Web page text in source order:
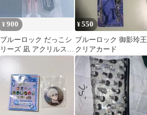
¥900
ブルーロック だっこシ
リーズ 凪 アクリルスタ
ンド
¥550
ブルーロック 御影玲王
クリアカード